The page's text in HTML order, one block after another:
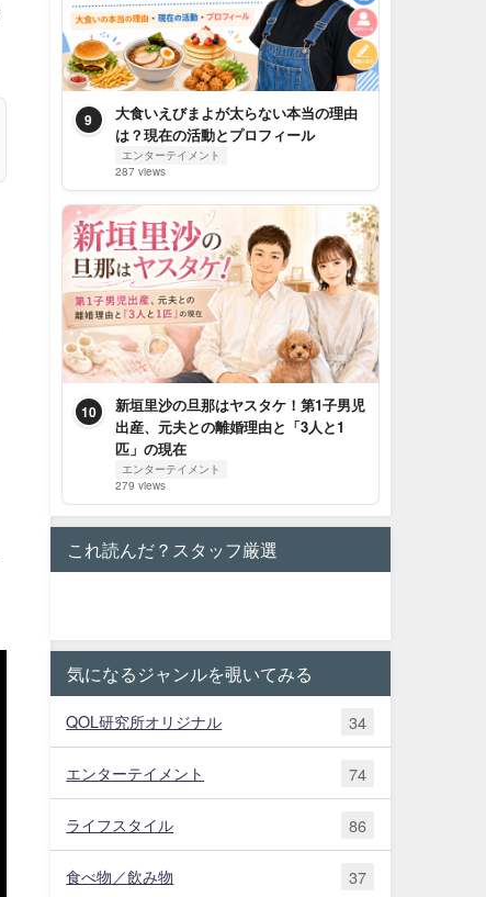
9
大食いえびまよが太らない本当の理由
は？現在の活動とプロフィール
エンターテイメント
287 views
10
新垣里沙の旦那はヤスタケ！第1子男児
出産、元夫との離婚理由と「3人と1
匹」の現在
エンターテイメント
279 views
これ読んだ？スタッフ厳選
気になるジャンルを覗いてみる
QOL研究所オリジナル 34
エンターテイメント 74
ライフスタイル 86
食べ物／飲み物 37